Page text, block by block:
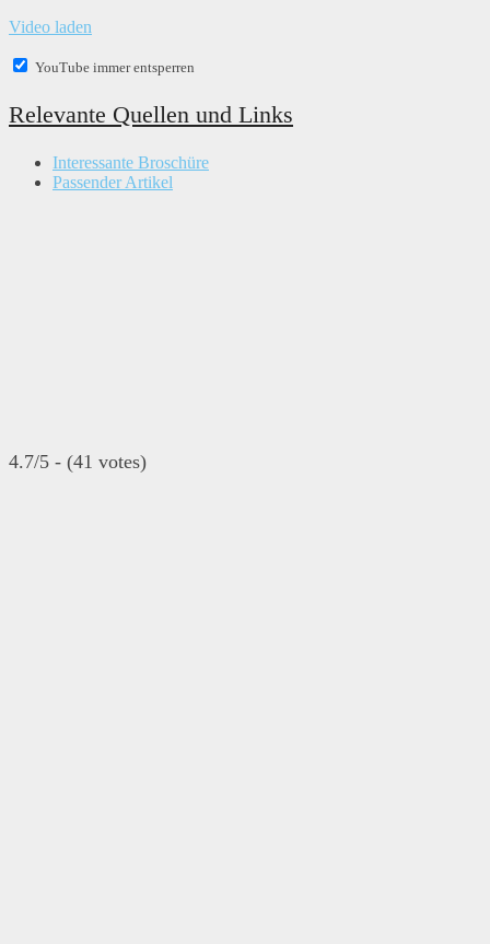
Video laden
YouTube immer entsperren
Relevante Quellen und Links
Interessante Broschüre
Passender Artikel
4.7/5 - (41 votes)